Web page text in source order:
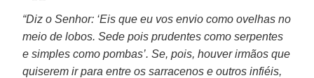
“Diz o Senhor: ‘Eis que eu vos envio como ovelhas no
meio de lobos. Sede pois prudentes como serpentes
e simples como pombas’. Se, pois, houver irmãos que
quiserem ir para entre os sarracenos e outros infiéis,